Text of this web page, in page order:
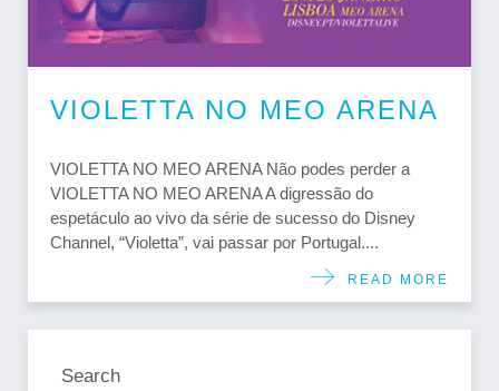
VIOLETTA NO MEO ARENA
VIOLETTA NO MEO ARENA Não podes perder a
VIOLETTA NO MEO ARENA A digressão do
espetáculo ao vivo da série de sucesso do Disney
Channel, “Violetta”, vai passar por Portugal....
READ MORE
Search